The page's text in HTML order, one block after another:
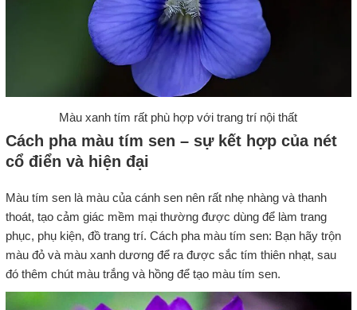
Màu xanh tím rất phù hợp với trang trí nội thất
Cách pha màu tím sen – sự kết hợp của nét
cổ điển và hiện đại
Màu tím sen là màu của cánh sen nên rất nhẹ nhàng và thanh
thoát, tạo cảm giác mềm mại thường được dùng để làm trang
phục, phụ kiện, đồ trang trí. Cách pha màu tím sen: Bạn hãy trộn
màu đỏ và màu xanh dương để ra được sắc tím thiên nhạt, sau
đó thêm chút màu trắng và hồng để tạo màu tím sen.